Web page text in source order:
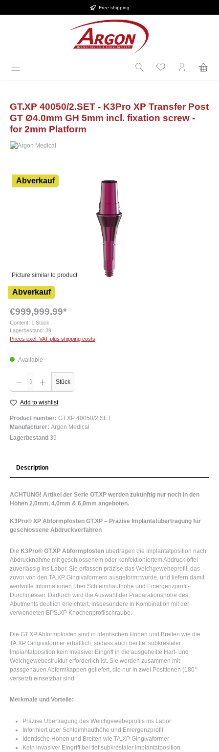
Free shipping
GT.XP 40050/2.SET - K3Pro XP Transfer Post
GT Ø4.0mm GH 5mm incl. fixation screw -
for 2mm Platform
Skip image gallery
Abverkauf
Picture similar to product
Abverkauf
€999,999.99*
Content: 1 Stück
Lagerbestand: 39
Prices excl. VAT plus shipping costs
Available
Product Quantity: Enter the desired amount or use the buttons to increase or decrease the
Stück
Add to wishlist
Product number: GT.XP 40050/2.SET
Manufacturer: Argon Medical
Lagerbestand 39
Description
ACHTUNG! Artikel der Serie OT.XP werden zukünftig nur noch in den
Höhen 2,0mm, 4,0mm & 6,0mm angeboten.
K3Pro® XP Abformpfosten GT.XP – Präzise Implantatübertragung für
geschlossene Abdruckverfahren
Die K3Pro® GT.XP Abformpfosten übertragen die Implantatposition nach
Abdrucknahme mit geschlossenem oder konfektioniertem Abdrucklöffel
zuverlässig ins Labor. Sie erfassen präzise das Weichgewebeprofil, das
zuvor von den TA.XP Gingivaformern ausgeformt wurde, und liefern damit
wertvolle Informationen über Schleimhauthöhe und Emergenzprofil-
Durchmesser. Dadurch wird die Auswahl der Präparationshöhe des
Abutments deutlich erleichtert, insbesondere in Kombination mit der
verwendeten BPS.XP Knochenprofilschraube.
Die GT.XP Abformpfosten sind in identischen Höhen und Breiten wie die
TA.XP Gingivaformer erhältlich, sodass auch bei tief subkrestaler
Implantatposition kein invasiver Eingriff in die ausgeheilte Hart- und
Weichgewebestruktur erforderlich ist. Sie werden zusammen mit
passgenauen Abformkappen geliefert, die nur in zwei Positionen (180°
versetzt) einsetzbar sind.
Merkmale und Vorteile:
Präzise Übertragung des Weichgewebeprofils ins Labor
Informiert über Schleimhauthöhe und Emergenzprofil
Identische Höhen und Breiten wie TA.XP Gingivaformer
Kein invasiver Eingriff bei tief subkrestaler Implantatposition